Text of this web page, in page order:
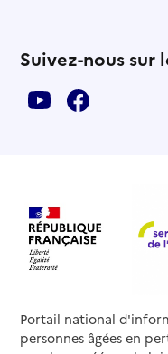
Suivez-nous sur
Portail national
personnes âgées en